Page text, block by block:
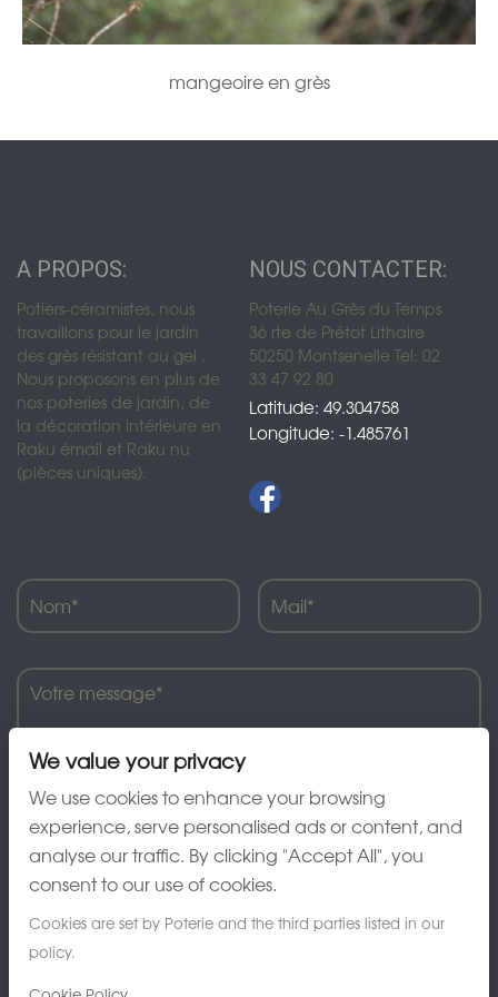
mangeoire en grès
A PROPOS:
Potiers-céramistes, nous
travaillons pour le jardin
des grès résistant au gel .
Nous proposons en plus de
nos poteries de jardin, de
la décoration intérieure en
Raku émail et Raku nu
(pièces uniques).
NOUS CONTACTER:
Poterie Au Grès du Temps
36 rte de Prétot Lithaire
50250 Montsenelle Tel: 02
33 47 92 80
Latitude: 49.304758
Longitude: -1.485761
J'ai lu et accepte la charte de confidentialité
We value your privacy
We use cookies to enhance your browsing
experience, serve personalised ads or content, and
analyse our traffic. By clicking "Accept All", you
consent to our use of cookies.
Cookies are set by Poterie and the third parties listed in our
policy.